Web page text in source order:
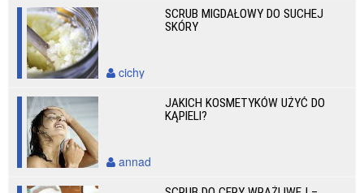
SCRUB MIGDAŁOWY DO SUCHEJ
SKÓRY
cichy
JAKICH KOSMETYKÓW UŻYĆ DO
KĄPIELI?
annad